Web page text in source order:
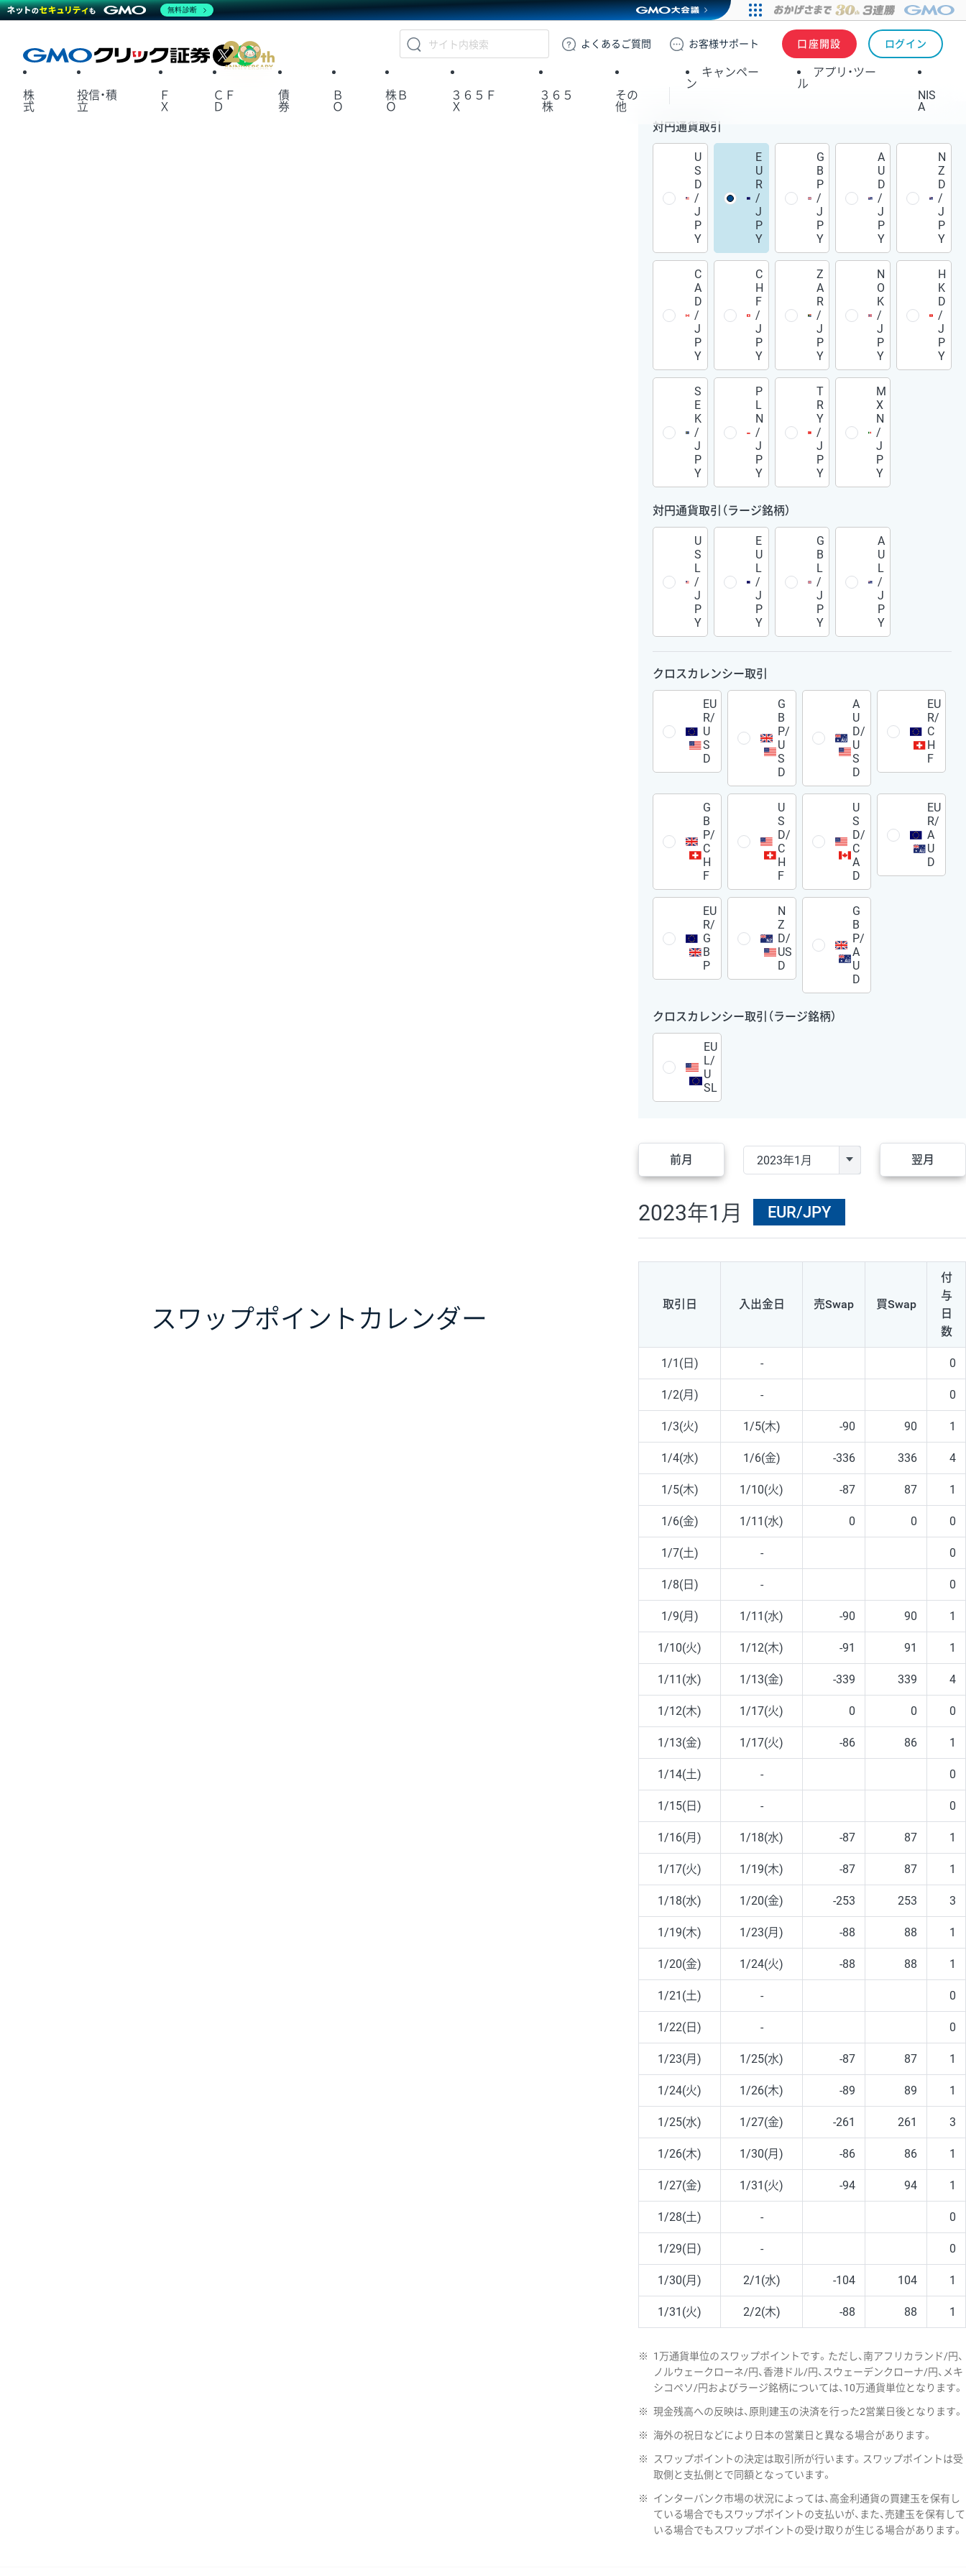
GMOクリック証券
よくある ご質問 お客様サポート 口座開設 ログイン
X
株
式
投信・積
立
Ｆ
Ｘ
ＣＦ
Ｄ
債
券
Ｂ
Ｏ
株Ｂ
Ｏ
３６５Ｆ
Ｘ
３６５
株
その
他
キャンペー
ン
アプリ・ツー
ル
NIS
A
スワップポイント カレンダー
対円通貨取引
U
S
D
/
J
P
Y
E
U
R
/
J
P
Y
G
B
P
/
J
P
Y
A
U
D
/
J
P
Y
N
Z
D
/
J
P
Y
C
A
D
/
J
P
Y
C
H
F
/
J
P
Y
Z
A
R
/
J
P
Y
N
O
K
/
J
P
Y
H
K
D
/
J
P
Y
S
E
K
/
J
P
Y
P
L
N
/
J
P
Y
T
R
Y
/
J
P
Y
M
X
N
/
J
P
Y
対円通貨取引（ラージ銘柄）
U
S
L
/
J
P
Y
E
U
L
/
J
P
Y
G
B
L
/
J
P
Y
A
U
L
/
J
P
Y
クロスカレンシー取引
EU
R/
U
S
D
G
B
P/
U
S
D
A
U
D/
U
S
D
EU
R/
C
H
F
G
B
P/
C
H
F
U
S
D/
C
H
F
U
S
D/
C
A
D
EU
R/
A
U
D
EU
R/
G
B
P
N
Z
D/
US
D
G
B
P/
A
U
D
クロスカレンシー取引（ラージ銘柄）
EU
L/
U
SL
前月 翌月
2023年1月 EUR/JPY
取引日 入出金日 売Swap 買Swap
付
与
日
数
1/1(日) - 0
1/2(月) - 0
1/3(火) 1/5(木) -90 90 1
1/4(水) 1/6(金) -336 336 4
1/5(木) 1/10(火) -87 87 1
1/6(金) 1/11(水) 0 0 0
1/7(土) - 0
1/8(日) - 0
1/9(月) 1/11(水) -90 90 1
1/10(火) 1/12(木) -91 91 1
1/11(水) 1/13(金) -339 339 4
1/12(木) 1/17(火) 0 0 0
1/13(金) 1/17(火) -86 86 1
1/14(土) - 0
1/15(日) - 0
1/16(月) 1/18(水) -87 87 1
1/17(火) 1/19(木) -87 87 1
1/18(水) 1/20(金) -253 253 3
1/19(木) 1/23(月) -88 88 1
1/20(金) 1/24(火) -88 88 1
1/21(土) - 0
1/22(日) - 0
1/23(月) 1/25(水) -87 87 1
1/24(火) 1/26(木) -89 89 1
1/25(水) 1/27(金) -261 261 3
1/26(木) 1/30(月) -86 86 1
1/27(金) 1/31(火) -94 94 1
1/28(土) - 0
1/29(日) - 0
1/30(月) 2/1(水) -104 104 1
1/31(火) 2/2(木) -88 88 1
※
1万通貨単位のスワップポイントです。ただし、南アフリカランド/円、
ノルウェークローネ/円、香港ドル/円、スウェーデンクローナ/円、メキ
シコペソ/円およびラージ銘柄については、10万通貨単位となります。
※ 現金残高への反映は、原則建玉の決済を行った2営業日後となります。
※ 海外の祝日などにより日本の営業日と異なる場合があります。
※
スワップポイントの決定は取引所が行います。スワップポイントは受
取側と支払側とで同額となっています。
※
インターバンク市場の状況によっては、高金利通貨の買建玉を保有し
ている場合でもスワップポイントの支払いが、また、売建玉を保有して
いる場合でもスワップポイントの受け取りが生じる場合があります。
無料診断